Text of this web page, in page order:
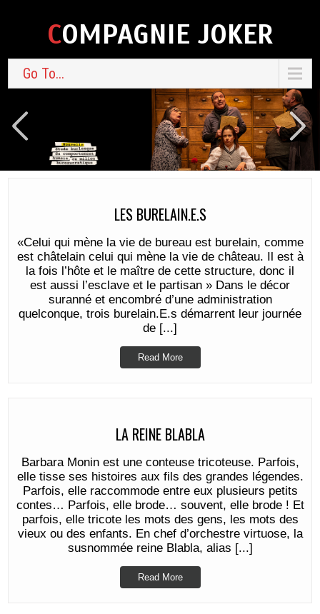
COMPAGNIE JOKER
Go To...
LES BURELAIN.E.S
«Celui qui mène la vie de bureau est burelain, comme
est châtelain celui qui mène la vie de château. Il est à
la fois l’hôte et le maître de cette structure, donc il
est aussi l’esclave et le partisan » Dans le décor
suranné et encombré d’une administration
quelconque, trois burelain.E.s démarrent leur journée
de [...]
Read More
LA REINE BLABLA
Barbara Monin est une conteuse tricoteuse. Parfois,
elle tisse ses histoires aux fils des grandes légendes.
Parfois, elle raccommode entre eux plusieurs petits
contes… Parfois, elle brode… souvent, elle brode ! Et
parfois, elle tricote les mots des gens, les mots des
vieux ou des enfants. En chef d’orchestre virtuose, la
susnommée reine Blabla, alias [...]
Read More